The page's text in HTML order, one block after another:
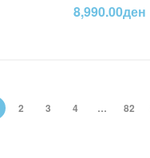
8,990.00ден
2 3 4 … 82